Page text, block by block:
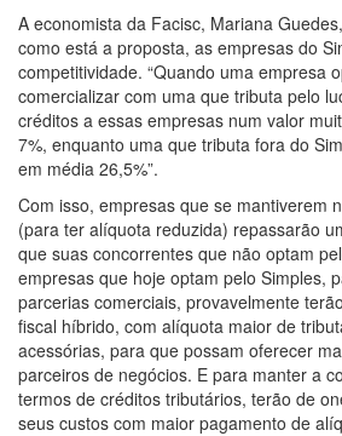
A economista da Facisc, Mariana
como está a proposta, as empresas do
competitividade. “Quando uma empresa
comercializar com uma que tributa pelo
créditos a essas empresas num valor
7%, enquanto uma que tributa fora do
em média 26,5%”.
Com isso, empresas que se mantiverem
(para ter alíquota reduzida) repassarão
que suas concorrentes que não optam
empresas que hoje optam pelo Simples,
parcerias comerciais, provavelmente
fiscal híbrido, com alíquota maior de
acessórias, para que possam oferecer
parceiros de negócios. E para manter a
termos de créditos tributários, terão de
seus custos com maior pagamento de